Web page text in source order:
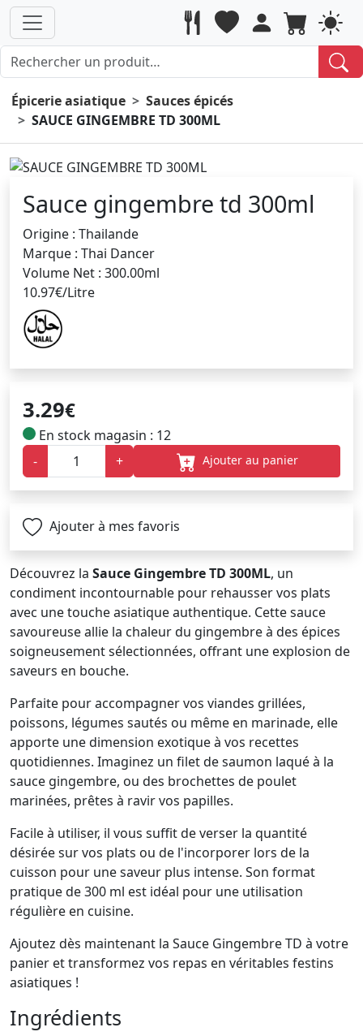
Épicerie asiatique
Sauces épicés
SAUCE GINGEMBRE TD 300ML
Sauce gingembre td 300ml
Origine : Thailande
Marque : Thai Dancer
Volume Net : 300.00ml
10.97€/Litre
3.29€
En stock magasin : 12
-
+ Ajouter au panier
Ajouter à mes favoris
Découvrez la Sauce Gingembre TD 300ML, un
condiment incontournable pour rehausser vos plats
avec une touche asiatique authentique. Cette sauce
savoureuse allie la chaleur du gingembre à des épices
soigneusement sélectionnées, offrant une explosion de
saveurs en bouche.
Parfaite pour accompagner vos viandes grillées,
poissons, légumes sautés ou même en marinade, elle
apporte une dimension exotique à vos recettes
quotidiennes. Imaginez un filet de saumon laqué à la
sauce gingembre, ou des brochettes de poulet
marinées, prêtes à ravir vos papilles.
Facile à utiliser, il vous suffit de verser la quantité
désirée sur vos plats ou de l'incorporer lors de la
cuisson pour une saveur plus intense. Son format
pratique de 300 ml est idéal pour une utilisation
régulière en cuisine.
Ajoutez dès maintenant la Sauce Gingembre TD à votre
panier et transformez vos repas en véritables festins
asiatiques !
Ingrédients